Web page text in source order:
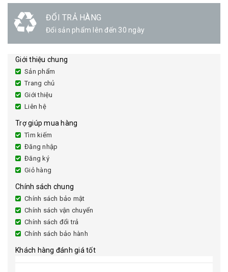
ĐỔI TRẢ HÀNG
Đổi sản phẩm lên đến 30 ngày
Giới thiệu chung
Sản phẩm
Trang chủ
Giới thiệu
Liên hệ
Trợ giúp mua hàng
Tìm kiếm
Đăng nhập
Đăng ký
Giỏ hàng
Chính sách chung
Chính sách bảo mật
Chính sách vận chuyển
Chính sách đổi trả
Chính sách bảo hành
Khách hàng đánh giá tốt